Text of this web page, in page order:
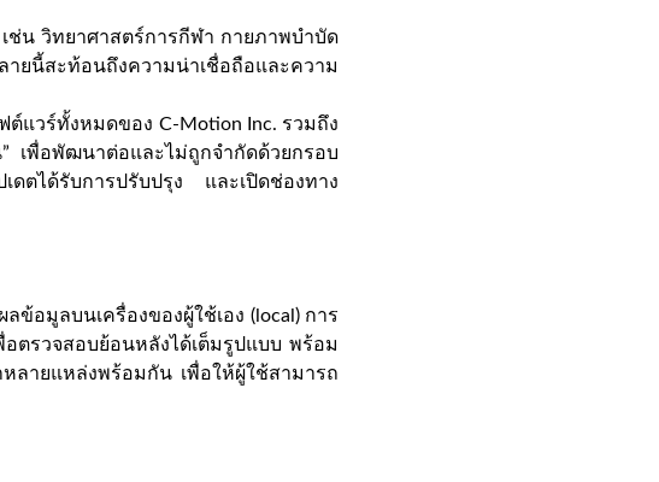
ช่น วิทยาศาสตร์การกีฬา กายภาพบำบัด
นี้สะท้อนถึงความน่าเชื่อถือและความ
ต์แวร์ทั้งหมดของ C-Motion Inc. รวมถึง
เพื่อพัฒนาต่อและไม่ถูกจำกัดด้วยกรอบ
ตได้รับการปรับปรุง และเปิดช่องทาง
ข้อมูลบนเครื่องของผู้ใช้เอง (local) การ
ตรวจสอบย้อนหลังได้เต็มรูปแบบ พร้อม
ลายแหล่งพร้อมกัน เพื่อให้ผู้ใช้สามารถ